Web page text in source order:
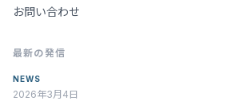
お問い合わせ
最新の発信
NEWS
2026年3月4日